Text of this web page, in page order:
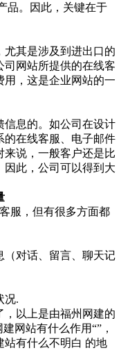
品。因此，关键在于
尤其是涉及到进出口的
网站所提供的在线客
用，这是企业网站的一
信息的。如公司在设计
的在线客服、电子邮件
说，一般客户还是比
此，公司可以得到大
服，但有很多方面都
（对话、留言、聊天记
况.
以上是由福州网建的
网站有什么作用“”，
站有什么不明白 的地